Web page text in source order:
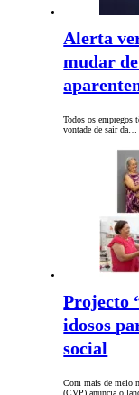
Alerta
mudar
Todos os empregos
vontade de sair da…
Projecto
idosos
social
Com mais de meio
(CVP) anuncia o